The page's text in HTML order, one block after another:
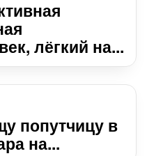
лёгкий на...
попутчицу в
на...